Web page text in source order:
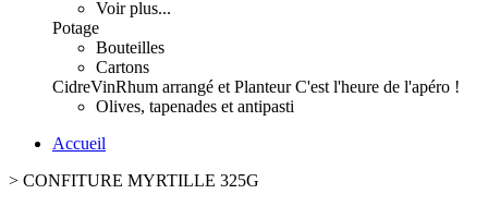
Voir plus...
Potage
Bouteilles
Cartons
CidreVinRhum arrangé et PlanteurC'est l'heure de l'apéro !
Olives, tapenades et antipasti
Accueil
> CONFITURE MYRTILLE 325G